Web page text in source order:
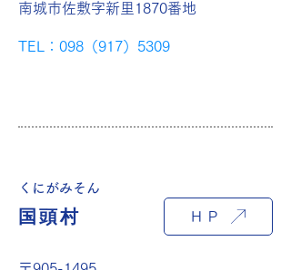
南城市佐敷字新里1870番地
TEL：098（917）5309
くにがみそん
国頭村 ＨＰ